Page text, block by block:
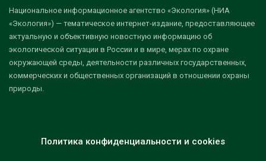
Национальное информационное агентство «Экология» (НИА
«Экология») — тематическое интернет-издание, предоставляющее
актуальную и объективную новостную информацию об
экологической ситуации в России и в мире, мерах по охране
окружающей среды, деятельности различных государственных,
коммерческих и общественных организаций в отношении охраны
природы.
Политика конфиденциальности и cookies